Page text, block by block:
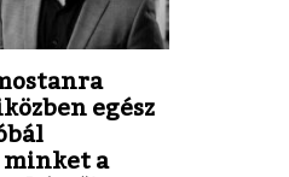
egész
minket a